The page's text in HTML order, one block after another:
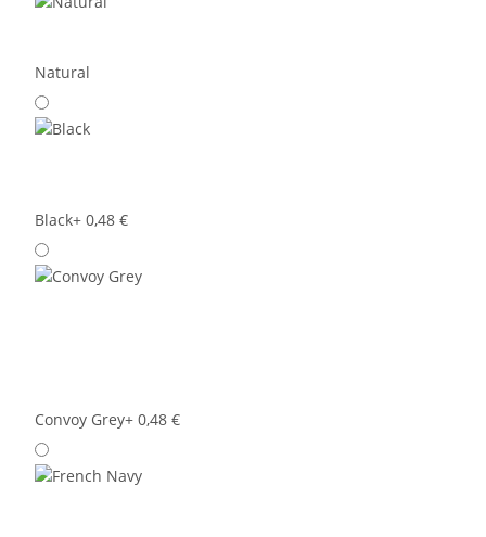
Natural
Black+ 0,48 €
Convoy Grey+ 0,48 €